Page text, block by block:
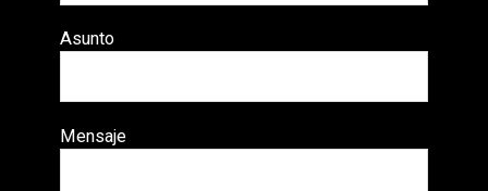
Asunto
Mensaje